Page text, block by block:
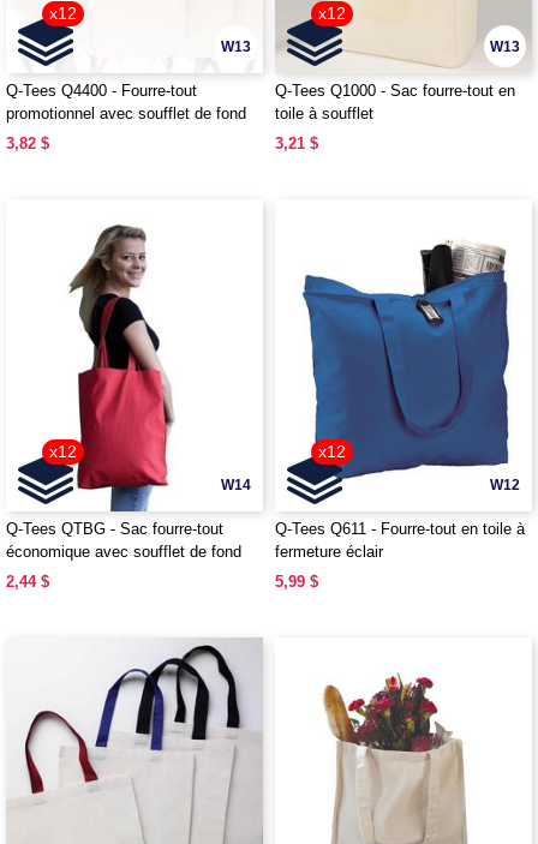
W13
x12
Q-Tees Q4400 - Fourre-tout
promotionnel avec soufflet de fond
et poignées colorées
3,82 $
W13
x12
Q-Tees Q1000 - Sac fourre-tout en
toile à soufflet
3,21 $
W14
x12
Q-Tees QTBG - Sac fourre-tout
économique avec soufflet de fond
2,44 $
W12
x12
Q-Tees Q611 - Fourre-tout en toile à
fermeture éclair
5,99 $